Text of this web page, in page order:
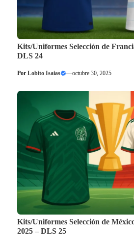
Kits/Uniformes Selección de
DLS 24
Por Lobito Isaias —octubre 30, 2025
Kits/Uniformes Selección de
2025 – DLS 25